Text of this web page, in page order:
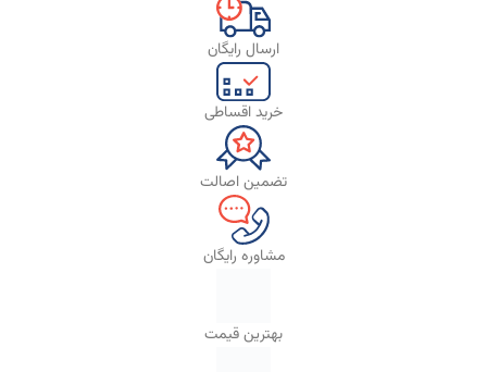
ارسال رایگان
خرید اقساطی
تضمین اصالت
مشاوره رایگان
بهترین قیمت